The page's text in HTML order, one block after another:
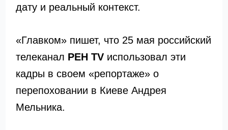
дату и реальный контекст.
«Главком» пишет, что 25 мая российский
телеканал РЕН TVиспользовал эти
кадры в своем «репортаже» о
перепоховании в Киеве Андрея
Мельника.